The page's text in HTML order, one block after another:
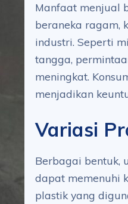
Manfaat menjual
beraneka ragam,
industri. Seperti
tangga,
meningkat.
menjadikan
Variasi
Berbagai bentuk,
dapat memenuhi
plastik yang